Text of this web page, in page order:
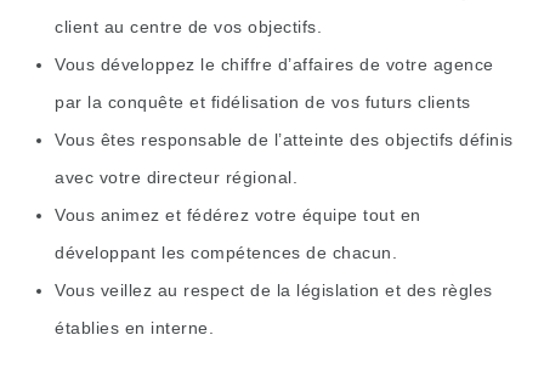
client au centre de vos objectifs.
Vous développez le chiffre d’affaires de votre agence
par la conquête et fidélisation de vos futurs clients
Vous êtes responsable de l’atteinte des objectifs définis
avec votre directeur régional.
Vous animez et fédérez votre équipe tout en
développant les compétences de chacun.
Vous veillez au respect de la législation et des règles
établies en interne.